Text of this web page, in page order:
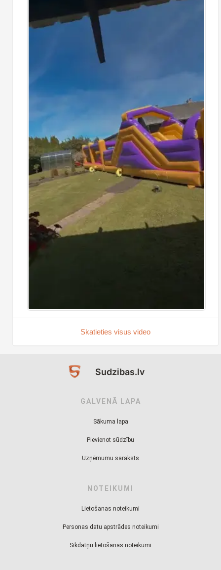
Skatieties visus video
Sudzibas.lv
GALVENĀ LAPA
Sākuma lapa
Pievienot sūdzību
Uzņēmumu saraksts
NOTEIKUMI
Lietošanas noteikumi
Personas datu apstrādes noteikumi
Sīkdatņu lietošanas noteikumi